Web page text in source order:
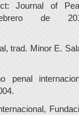
Journal of
de
trad. Minor E.
penal